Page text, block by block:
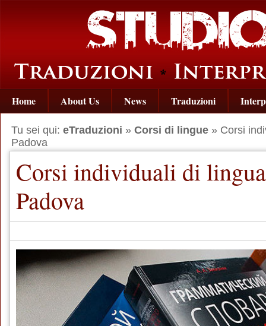
Home About Us News Traduzioni
Tu sei qui: eTraduzioni » Corsi di lingue » Corsi
Padova
Corsi individuali di
Padova